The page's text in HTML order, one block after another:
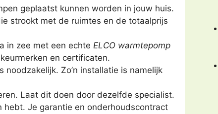
geplaatst kunnen worden in jouw huis.
strookt met de ruimtes en de totaalprijs
in zee met een echte ELCO warmtepomp
en certificaten.
Zo’n installatie is namelijk
Laat dit doen door dezelfde specialist.
hebt. Je garantie en onderhoudscontract